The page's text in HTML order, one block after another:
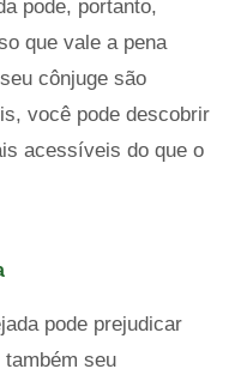
pode, portanto,
que vale a pena
cônjuge são
você pode descobrir
acessíveis do que o
pode prejudicar
seu